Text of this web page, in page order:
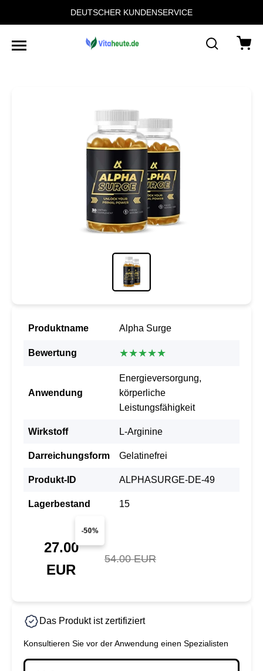
DEUTSCHER KUNDENSERVICE
Produktname Alpha Surge
Bewertung ★★★★★
Anwendung
Energieversorgung,
körperliche
Leistungsfähigkeit
Wirkstoff L-Arginine
Darreichungsform Gelatinefrei
Produkt-ID ALPHASURGE-DE-49
Lagerbestand 15
-50%
27.00
EUR
54.00 EUR
Das Produkt ist zertifiziert
Konsultieren Sie vor der Anwendung einen Spezialisten